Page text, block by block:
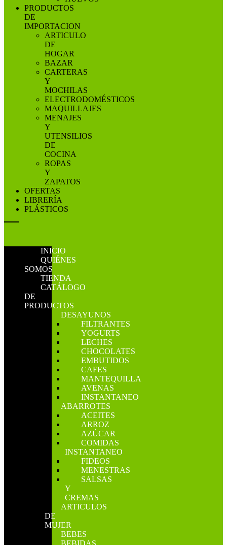
PRODUCTOS
DE
IMPORTACION
ARTICULO
DE
HOGAR
BAZAR
CARTERAS
Y
MOCHILAS
ELECTRODOMÉSTICOS
MAQUILLAJES
MENAJES
Y
UTENSILIOS
DE
COCINA
ROPAS
Y
ZAPATOS
OFERTAS
LIBRERÍA
PLÁSTICOS
INICIO
QUIÉNES
SOMOS
TIENDA
CATÁLOGO
DE
PRODUCTOS
DESAYUNOS
FILTRANTES
YOGURTS
LECHES
CHOCOLATES
EMBUTIDOS
CAFES
MANTEQUILLA
AVENAS
INSTANTANEO
ABARROTES
ACEITES
ARROZ
AZÚCAR
COMIDAS
INSTANTANEO
FIDEOS
MENESTRAS
SALSAS
Y
CREMAS
ARTICULOS
DE
MUJER
BEBES
BEBIDAS